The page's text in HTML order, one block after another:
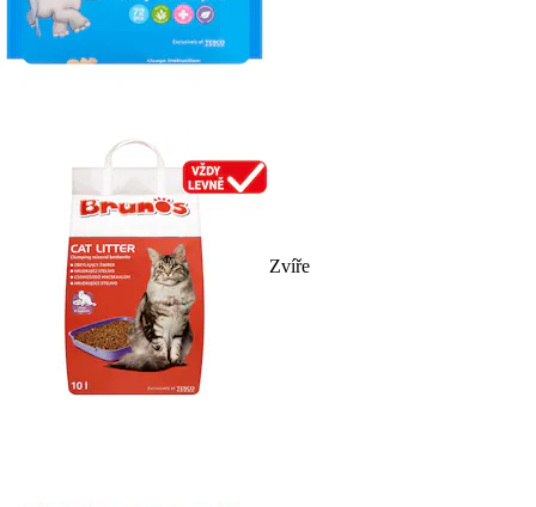
Zvíře